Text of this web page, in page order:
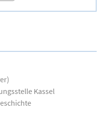
Kassel